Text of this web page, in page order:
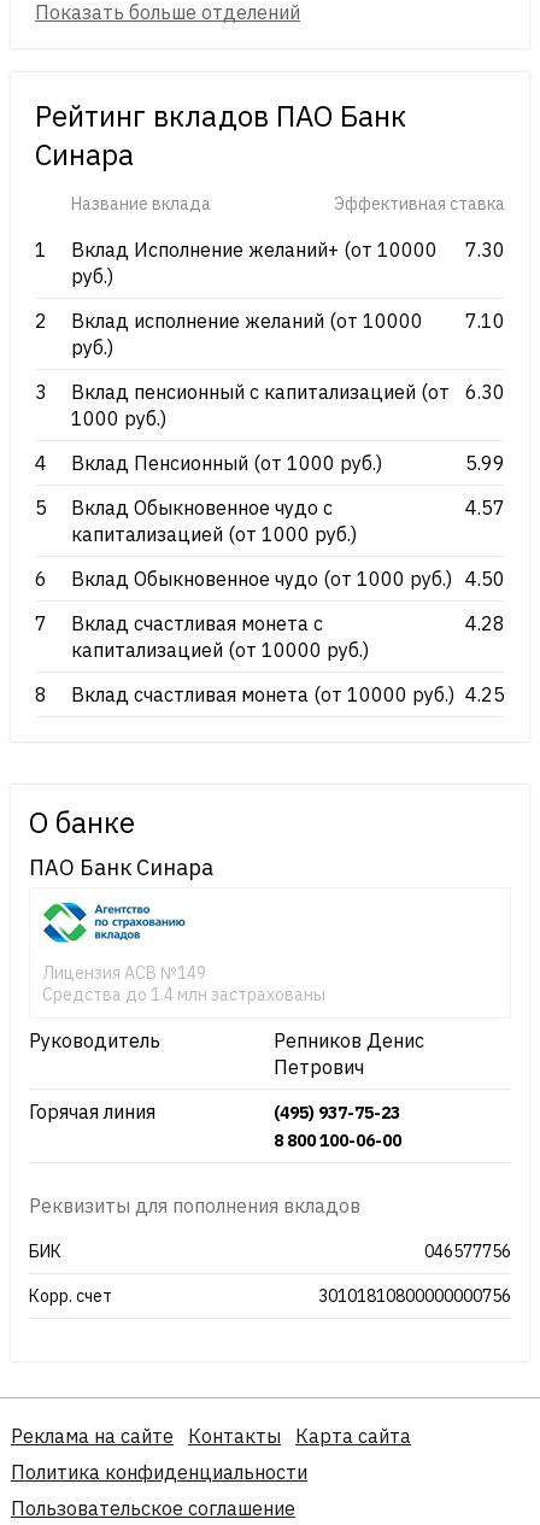
Рейтинг вкладов ПАО Банк
Синара
Название вклада Эффективная ставка
1
Вклад Исполнение желаний+ (от 10000
руб.)
7.30
2
Вклад исполнение желаний (от 10000
руб.)
7.10
3
Вклад пенсионный с капитализацией (от
1000 руб.)
6.30
4 Вклад Пенсионный (от 1000 руб.)
5.99
5
Вклад Обыкновенное чудо с
капитализацией (от 1000 руб.)
4.57
6 Вклад Обыкновенное чудо (от 1000 руб.)
4.50
7
Вклад счастливая монета с
капитализацией (от 10000 руб.)
4.28
8 Вклад счастливая монета (от 10000 руб.) 4.25
О банке
ПАО Банк Синара
Лицензия АСВ №149
Средства до 1.4 млн застрахованы
Руководитель
Репников Денис
Петрович
Горячая линия
(495) 937-75-23
8 800 100-06-00
Реквизиты для пополнения вкладов
БИК 046577756
Корр. счет 30101810800000000756
Реклама на сайте Контакты
Карта сайта
Политика конфиденциальности
Пользовательское соглашение